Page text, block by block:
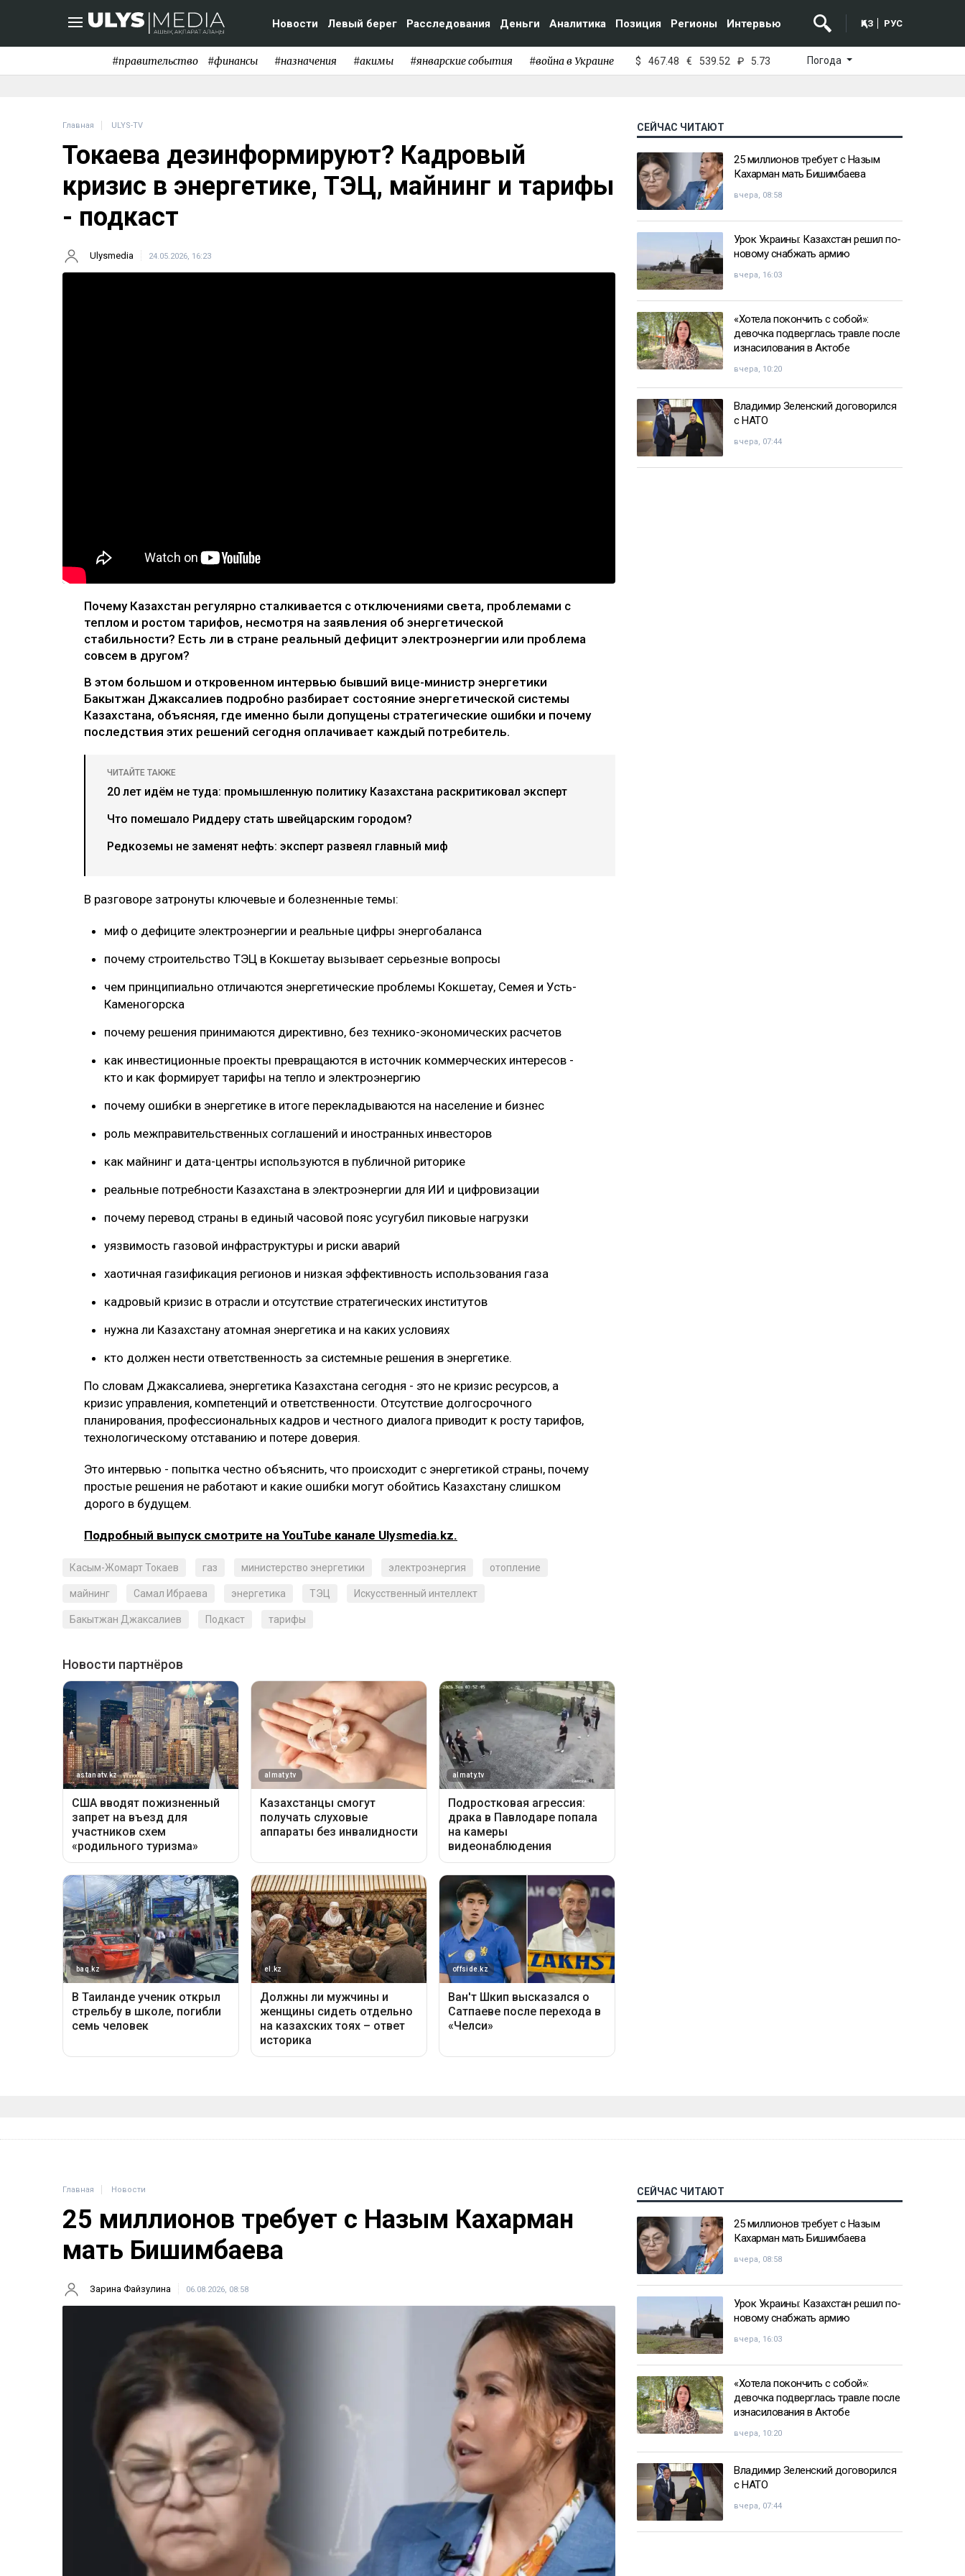
Новости Левый берег Расследования Деньги Аналитика Позиция Регионы Интервью ҚАЗ РУС
#правительство #финансы #назначения #акимы #январские события #война в Украине $ 467.48 € 539.52 ₽ 5.73 Погода
Главная ULYS-TV
Токаева дезинформируют? Кадровый
кризис в энергетике, ТЭЦ, майнинг и тарифы
- подкаст
Ulysmedia 24.05.2026, 16:23
Почему Казахстан регулярно сталкивается с отключениями света, проблемами с
теплом и ростом тарифов, несмотря на заявления об энергетической
стабильности? Есть ли в стране реальный дефицит электроэнергии или проблема
совсем в другом?
В этом большом и откровенном интервью бывший вице-министр энергетики
Бакытжан Джаксалиев подробно разбирает состояние энергетической системы
Казахстана, объясняя, где именно были допущены стратегические ошибки и почему
последствия этих решений сегодня оплачивает каждый потребитель.
ЧИТАЙТЕ ТАКЖЕ
20 лет идём не туда: промышленную политику Казахстана раскритиковал эксперт
Что помешало Риддеру стать швейцарским городом?
Редкоземы не заменят нефть: эксперт развеял главный миф
В разговоре затронуты ключевые и болезненные темы:
миф о дефиците электроэнергии и реальные цифры энергобаланса
почему строительство ТЭЦ в Кокшетау вызывает серьезные вопросы
чем принципиально отличаются энергетические проблемы Кокшетау, Семея и Усть-
Каменогорска
почему решения принимаются директивно, без технико-экономических расчетов
как инвестиционные проекты превращаются в источник коммерческих интересов -
кто и как формирует тарифы на тепло и электроэнергию
почему ошибки в энергетике в итоге перекладываются на население и бизнес
роль межправительственных соглашений и иностранных инвесторов
как майнинг и дата-центры используются в публичной риторике
реальные потребности Казахстана в электроэнергии для ИИ и цифровизации
почему перевод страны в единый часовой пояс усугубил пиковые нагрузки
уязвимость газовой инфраструктуры и риски аварий
хаотичная газификация регионов и низкая эффективность использования газа
кадровый кризис в отрасли и отсутствие стратегических институтов
нужна ли Казахстану атомная энергетика и на каких условиях
кто должен нести ответственность за системные решения в энергетике.
По словам Джаксалиева, энергетика Казахстана сегодня - это не кризис ресурсов, а
кризис управления, компетенций и ответственности. Отсутствие долгосрочного
планирования, профессиональных кадров и честного диалога приводит к росту тарифов,
технологическому отставанию и потере доверия.
Это интервью - попытка честно объяснить, что происходит с энергетикой страны, почему
простые решения не работают и какие ошибки могут обойтись Казахстану слишком
дорого в будущем.
Подробный выпуск смотрите на YouTube канале Ulysmedia.kz.
Касым-Жомарт Токаев газ министерство энергетики электроэнергия отопление
майнинг Самал Ибраева энергетика ТЭЦ Искусственный интеллект
Бакытжан Джаксалиев Подкаст тарифы
СЕЙЧАС ЧИТАЮТ
25 миллионов требует с Назым
Кахарман мать Бишимбаева
вчера, 08:58
Урок Украины: Казахстан решил по-
новому снабжать армию
вчера, 16:03
«Хотела покончить с собой»:
девочка подверглась травле после
изнасилования в Актобе
вчера, 10:20
Владимир Зеленский договорился
с НАТО
вчера, 07:44
Главная Новости
25 миллионов требует с Назым Кахарман
мать Бишимбаева
Зарина Файзулина 06.08.2026, 08:58
СЕЙЧАС ЧИТАЮТ
25 миллионов требует с Назым
Кахарман мать Бишимбаева
вчера, 08:58
Урок Украины: Казахстан решил по-
новому снабжать армию
вчера, 16:03
«Хотела покончить с собой»:
девочка подверглась травле после
изнасилования в Актобе
вчера, 10:20
Владимир Зеленский договорился
с НАТО
вчера, 07:44